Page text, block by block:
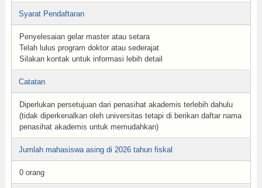
Syarat Pendaftaran
Penyelesaian gelar master atau setara
Telah lulus program doktor atau sederajat
Silakan kontak untuk informasi lebih detail
Catatan
Diperlukan persetujuan dari penasihat akademis terlebih dahulu
(tidak diperkenalkan oleh universitas tetapi di berikan daftar nama
penasihat akademis untuk memudahkan)
Jumlah mahasiswa asing di 2026 tahun fiskal
0 orang